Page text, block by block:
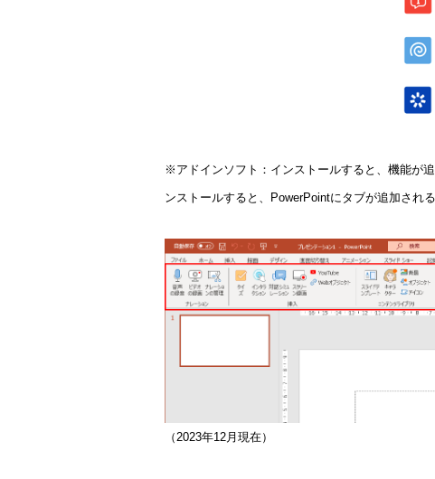
※アドインソフト：インストールすると、機能が
ンストールすると、PowerPointにタブが追加される
（2023年12月現在）